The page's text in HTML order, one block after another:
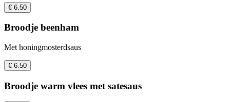
€ 6.50
Broodje beenham
Met honingmosterdsaus
€ 6.50
Broodje warm vlees met satesaus